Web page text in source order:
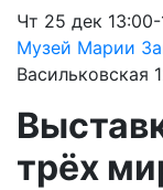
Чт 25 дек
Музей Марии
Васильковская
трёх